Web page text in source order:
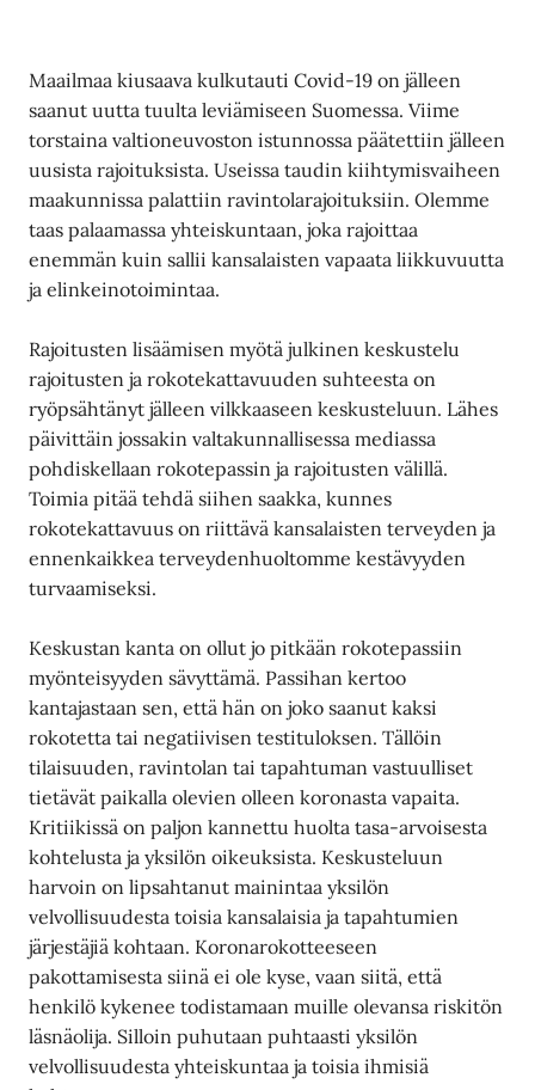
Maailmaa kiusaava kulkutauti Covid-19 on jälleen
saanut uutta tuulta leviämiseen Suomessa. Viime
torstaina valtioneuvoston istunnossa päätettiin jälleen
uusista rajoituksista. Useissa taudin kiihtymisvaiheen
maakunnissa palattiin ravintolarajoituksiin. Olemme
taas palaamassa yhteiskuntaan, joka rajoittaa
enemmän kuin sallii kansalaisten vapaata liikkuvuutta
ja elinkeinotoimintaa.
Rajoitusten lisäämisen myötä julkinen keskustelu
rajoitusten ja rokotekattavuuden suhteesta on
ryöpsähtänyt jälleen vilkkaaseen keskusteluun. Lähes
päivittäin jossakin valtakunnallisessa mediassa
pohdiskellaan rokotepassin ja rajoitusten välillä.
Toimia pitää tehdä siihen saakka, kunnes
rokotekattavuus on riittävä kansalaisten terveyden ja
ennenkaikkea terveydenhuoltomme kestävyyden
turvaamiseksi.
Keskustan kanta on ollut jo pitkään rokotepassiin
myönteisyyden sävyttämä. Passihan kertoo
kantajastaan sen, että hän on joko saanut kaksi
rokotetta tai negatiivisen testituloksen. Tällöin
tilaisuuden, ravintolan tai tapahtuman vastuulliset
tietävät paikalla olevien olleen koronasta vapaita.
Kritiikissä on paljon kannettu huolta tasa-arvoisesta
kohtelusta ja yksilön oikeuksista. Keskusteluun
harvoin on lipsahtanut mainintaa yksilön
velvollisuudesta toisia kansalaisia ja tapahtumien
järjestäjiä kohtaan. Koronarokotteeseen
pakottamisesta siinä ei ole kyse, vaan siitä, että
henkilö kykenee todistamaan muille olevansa riskitön
läsnäolija. Silloin puhutaan puhtaasti yksilön
velvollisuudesta yhteiskuntaa ja toisia ihmisiä